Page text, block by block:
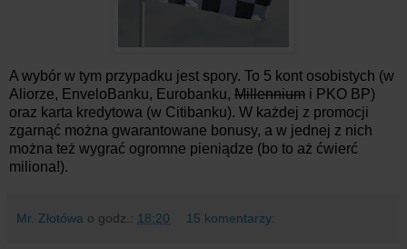
A wybór w tym przypadku jest spory. To 5 kont osobistych (w
Aliorze, EnveloBanku, Eurobanku, Millennium i PKO BP)
oraz karta kredytowa (w Citibanku). W każdej z promocji
zgarnąć można gwarantowane bonusy, a w jednej z nich
można też wygrać ogromne pieniądze (bo to aż ćwierć
miliona!).
Mr. Złotówa o godz.: 18:20 15 komentarzy: